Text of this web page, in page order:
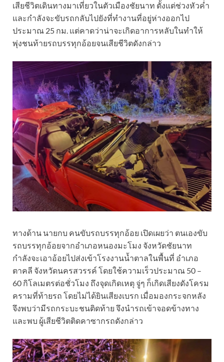
เสียชีวิตเดินทางมาเที่ยวในตัวเมืองชัยนาท ตั้งแต่ช่วงหัวค่ำ
และกำลังจะขับรถกลับไปยังที่ทำงานที่อยู่ห่างออกไป
ประมาณ 25 กม. แต่คาดว่าน่าจะเกิดอาการหลับในทำให้
พุ่งชนท้ายรถบรรทุกอ้อยจนเสียชีวิตดังกล่าว
ทางด้าน นายกบ คนขับรถบรรทุกอ้อย เปิดเผยว่า ตนเองขับ
รถบรรทุกอ้อยจากอำเภอหนองมะโมง จังหวัดชัยนาท
กำลังจะเอาอ้อยไปส่งเข้าโรงงานน้ำตาลในพื้นที่ อำเภอ
ตาคลี จังหวัดนครสวรรค์ โดยใช้ความเร็วประมาณ 50 –
60 กิโลเมตรต่อชั่วโมง ถึงจุดเกิดเหตุ จู่ๆ ก็เกิดเสียงดังโครม
ครามที่ท้ายรถ โดยไม่ได้ยินเสียงเบรก เมื่อมองกระจกหลัง
จึงพบว่ามีรถกระบะชนติดท้าย จึงนำรถเข้าจอดข้างทาง
และพบ ผู้เสียชีวิตติดคาซากรถดังกล่าว